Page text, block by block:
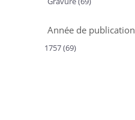
Année de publication
1757 (69)